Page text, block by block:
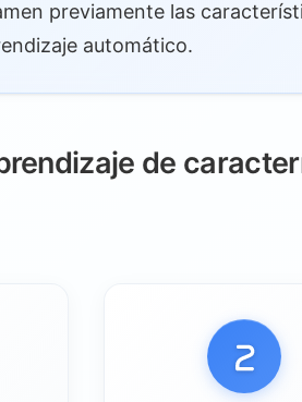
de entrenamiento
para desarrollar
previamente las
automático.
de